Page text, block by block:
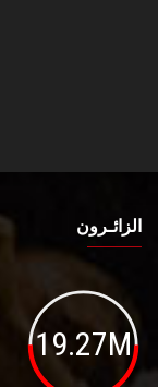
الزائـرون
19.27M